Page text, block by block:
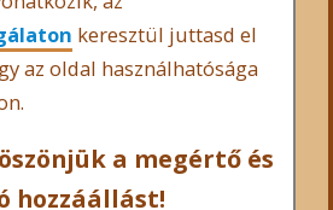
keresztül juttasd el
az oldal használhatósága
a megértő és
hozzáállást!